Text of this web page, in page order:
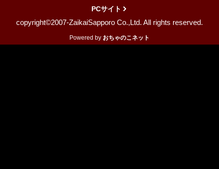
PCサイト
copyright©2007-ZaikaiSapporo Co.,Ltd. All rights reserved.
Powered by おちゃのこネット